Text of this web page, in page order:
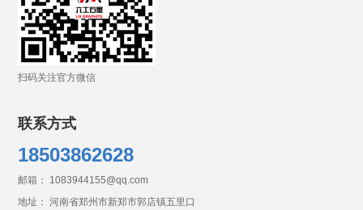
扫码关注官方微信
联系方式
18503862628
邮箱： 1083944155@qq.com
地址： 河南省郑州市新郑市郭店镇五里口